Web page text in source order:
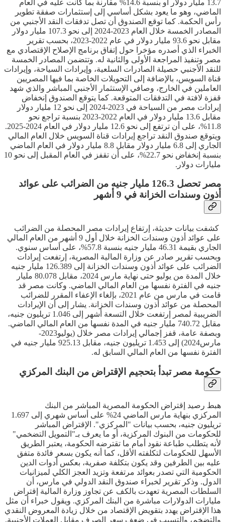
13.7 مليار دولار أو بنسبة 14.6% مقارنة بما كانت عليه في العام
الماضي، وهو ما يعود بشكل أساسي إلى إستثمارات صفقة تطوير
رأس الحكمة. كما توقع الصندوق أن تصل تدفقات النقد الأجنبي من
المصادر الخمسة خلال العام 2023-2024 إلى نحو 107.3 مليار دولار
مقابل نحو 93.6 مليار دولار في عام 2022-2023، بحسب تقرير
الخبراء الذي أصدره مؤخرا حول إتفاق برنامج الإصلاح الإقتصادي مع
مصر وتنفيذ المراجعة الأولى والثانية له. وتتضمن المصادر الخمسة
للنقد الأجنبي حصيلة الصادرات السلعية، وإيرادات السياحة، وإيرادات
قناة السويس، بالإضافة إلى التحويلات الخاصة بما فيها المصريين
العاملين في الخارج، وصافي الإستثمار الأجنبي المباشر والذي شهد
قفزة لافتة في التدفقات المتوقعة. كما يتوقع الصندوق إنخفاض
إيرادات مصر من السياحة في 2023-2024 إلى نحو 12 مليار دولار
مقابل 13.6 مليار دولار في العام 2022-2023 بنسبة تراجع نحو
11.8%، على أن ترتفع إلى نحو 12.6 مليار دولار في العام 2024-2025.
ويتوقع صندوق النقد تراجع إيرادات قناة السويس خلال العام المالي
الجاري إلى 6.8 مليار دولار مقابل 8.8 مليار دولار في العام الماضي
بنسبة إنخفاض نحو 22.7%، على أن تقفز في العام المقبل إلى نحو 10
مليارات دولار.
مصر تحصل 126.3 مليار جنيه من الضرائب على عوائد
أذون وسندات الخزانة في 9 أشهر
كشفت بيانات حديثة، إرتفاع إيرادات مصر المحصلة من الضرائب
على عوائد أذون وسندات الخزانة خلال أول 9 أشهر من العام المالي
الجاري بقيمة 46.31 مليار جنيه بنسبة 57.8%، على أساس سنوي.
وبحسب تقرير صادر عن وزارة المالية المصرية، إرتفعت إيرادات
الضرائب على عوائد أذون وسندات الخزانة إلى 126.389 مليار جنيه
خلال المدة من يوليو حتى نهاية مارس 2024، مقابل 80.078 مليار
جنيه في الفترة نفسها من العام المالي الماضي. وكانت مصر قد
قامت في مارس من عام 2021، بإلغاء الإعفاء المقرر للضرائب
المحصلة من عوائد أذون وسندات الخزانة. يشار إلى أن الإيرادات
الضريبية لمصر إرتفعت خلال التسعة أشهر إلى 1.046 تريليون جنيه،
مقابل 740.72 مليار جنيه في المدة نفسها من العام المالي الماضي.
وبصفة عامة، قفز إجمالي إيرادات مصر خلال (يوليو2023-
مارس2024) إلى 1.453 تريليون جنيه، مقابل 925.13 مليار جنيه في
الفترة نفسها من العام المالي السابق له.
حكومة مصر تبدأ بتحجيم الإقتراض من البنك المركزي
هبط رصيد إقتراض الحكومة المصرية المباشر من البنك
المركزي بنهاية مارس الماضي 24% على أساس شهري إلى 1.697
تريليون جنيه، بحسب بيانات "المركزي". الإقتراض المباشر
للحكومات من البنوك المركزية، أو ما يعرف بـ"التمويل التضخمي"
لأنه يتطلب طباعة نقود أمام ما تقترضه الحكومة، يعتبر الطريق
الأسهل للحكومات لتكلفته الأقل، كما أنه يكون بسعر فائدة متفق
عليه بين الطرفين وقد يكون بتكلفة صفرية، بعكس أدوات الدين
الحكومية التي تصدر بعوائد مرتفعة وتزيد العجز الكلي لميزانيات
الدول. وذكر تقرير لخبراء صندوق النقد الدولي في مارس، أن
السلطات المصرية تعهدت بالكف عن تجاوز وزارة المالية إقتراض
مليارات الدولارات مباشرة من البنك المركزي. ويقول خبراء أن مثل
هذا الإقتراض يهدد بتقويض الإقتصاد من خلال زيادة المعروض النقدي
والتضخم، والتسبب في ضعف سعر الصرف مقابل العملات الأجنبية.